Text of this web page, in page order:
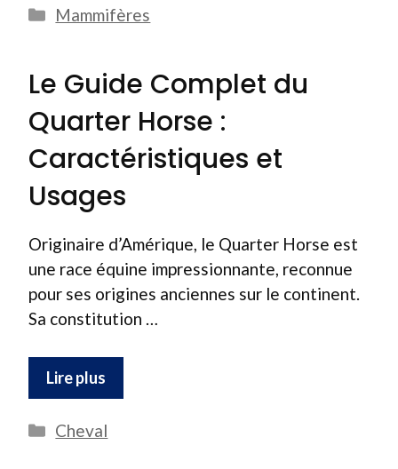
Catégories
Mammifères
Le Guide Complet du
Quarter Horse :
Caractéristiques et
Usages
Originaire d’Amérique, le Quarter Horse est
une race équine impressionnante, reconnue
pour ses origines anciennes sur le continent.
Sa constitution …
Lire plus
Catégories
Cheval